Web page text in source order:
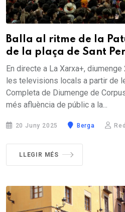
Balla al ritme de la
de la plaça de Sant
En directe a La Xarxa+,
les televisions locals a partir de
Completa de Diumenge de
més afluència de públic a la...
20 Juny 2025 Berga
LLEGIR MÉS